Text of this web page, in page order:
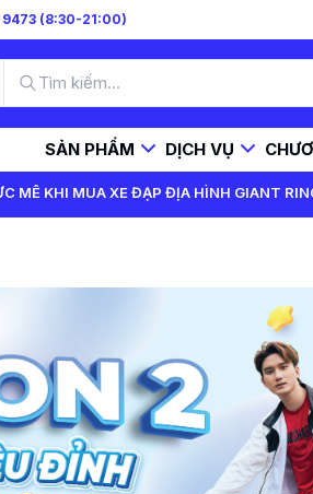
9473 (8:30-21:00)
SẢN PHẨM DỊCH VỤ
MÊ KHI MUA XE ĐẠP ĐỊA HÌNH GIANT